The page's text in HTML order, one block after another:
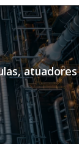
atuadores